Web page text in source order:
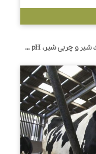
متاآنالیز رفتار نشخوار و ارتباط آن با تولید شیر و چربی شیر، pH شکمبه و قابلیت هضم در گاوهای شیرده